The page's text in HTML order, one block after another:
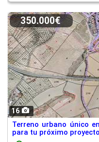
16
350.000€
Terreno urbano único
para tu próximo